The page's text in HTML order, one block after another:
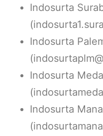
Indosurta
Indosurta
Indosurta
Indosurta